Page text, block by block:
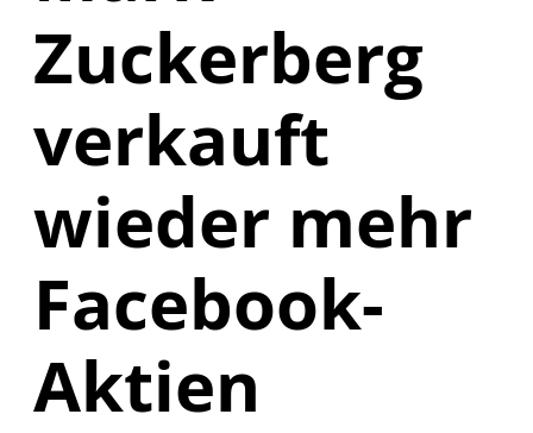
Zuckerberg
verkauft
wieder mehr
Facebook-
Aktien